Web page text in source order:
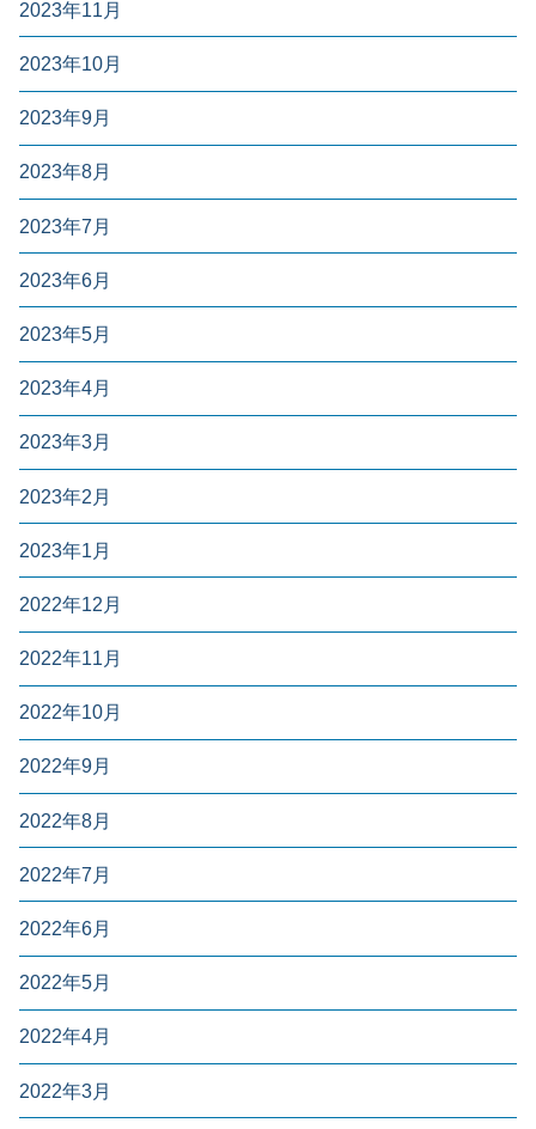
2023年11月
2023年10月
2023年9月
2023年8月
2023年7月
2023年6月
2023年5月
2023年4月
2023年3月
2023年2月
2023年1月
2022年12月
2022年11月
2022年10月
2022年9月
2022年8月
2022年7月
2022年6月
2022年5月
2022年4月
2022年3月